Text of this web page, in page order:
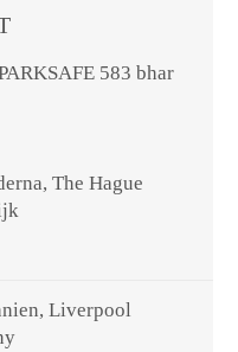
583 bhar
The Hague
Liverpool